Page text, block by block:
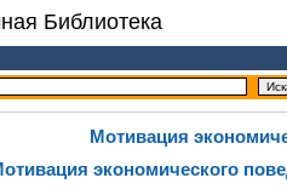
Библиотека
Мотивация
экономического